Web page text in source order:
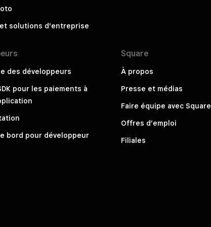
solutions d'entreprise
des développeurs
pour les paiements à
bord pour développeur
Square
À propos
Presse et médias
Faire équipe avec Square
Offres d’emploi
Filiales